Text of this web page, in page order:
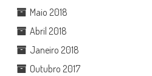
Maio 2018
Abril 2018
Janeiro 2018
Outubro 2017